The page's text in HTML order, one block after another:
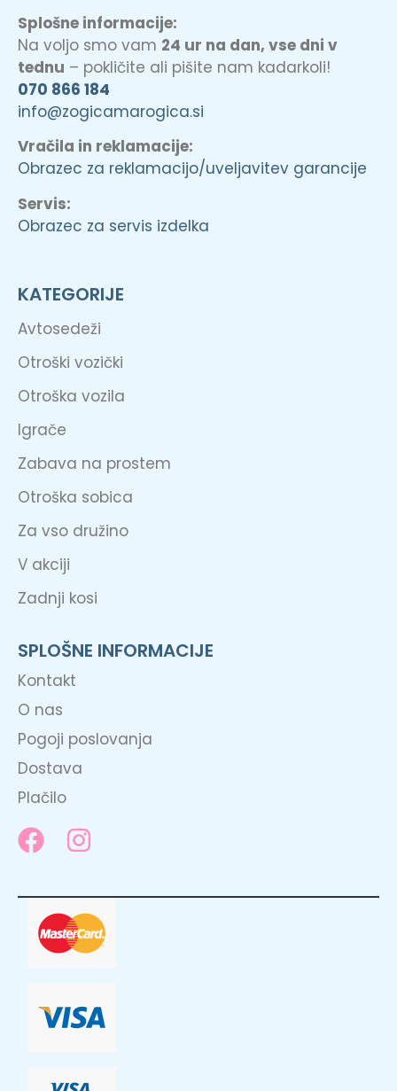
Splošne informacije:
Na voljo smo vam 24 ur na dan, vse dni v
tednu – pokličite ali pišite nam kadarkoli!
070 866 184
info@zogicamarogica.si
Vračila in reklamacije:
Obrazec za reklamacijo/uveljavitev garancije
Servis:
Obrazec za servis izdelka
KATEGORIJE
Avtosedeži
Otroški vozički
Otroška vozila
Igrače
Zabava na prostem
Otroška sobica
Za vso družino
V akciji
Zadnji kosi
SPLOŠNE INFORMACIJE
Kontakt
O nas
Pogoji poslovanja
Dostava
Plačilo